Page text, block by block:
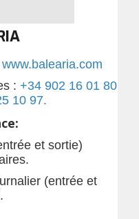
www.balearia.com
:+34 902 16 01 80
10 97.
et sortie)
(entrée et